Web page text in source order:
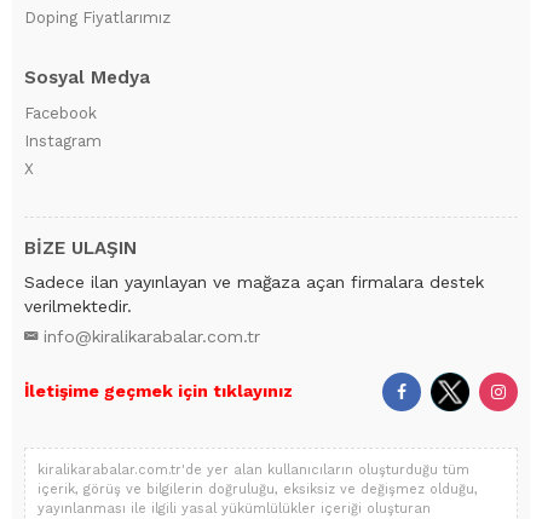
Doping Fiyatlarımız
Sosyal Medya
Facebook
Instagram
X
BİZE ULAŞIN
Sadece ilan yayınlayan ve mağaza açan firmalara destek
verilmektedir.
info@kiralikarabalar.com.tr
İletişime geçmek için tıklayınız
kiralikarabalar.com.tr'de yer alan kullanıcıların oluşturduğu tüm
içerik, görüş ve bilgilerin doğruluğu, eksiksiz ve değişmez olduğu,
yayınlanması ile ilgili yasal yükümlülükler içeriği oluşturan